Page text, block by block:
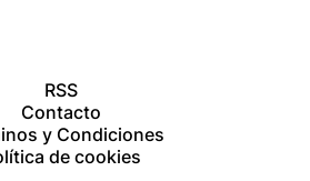
RSS
Contacto
y Condiciones
de cookies